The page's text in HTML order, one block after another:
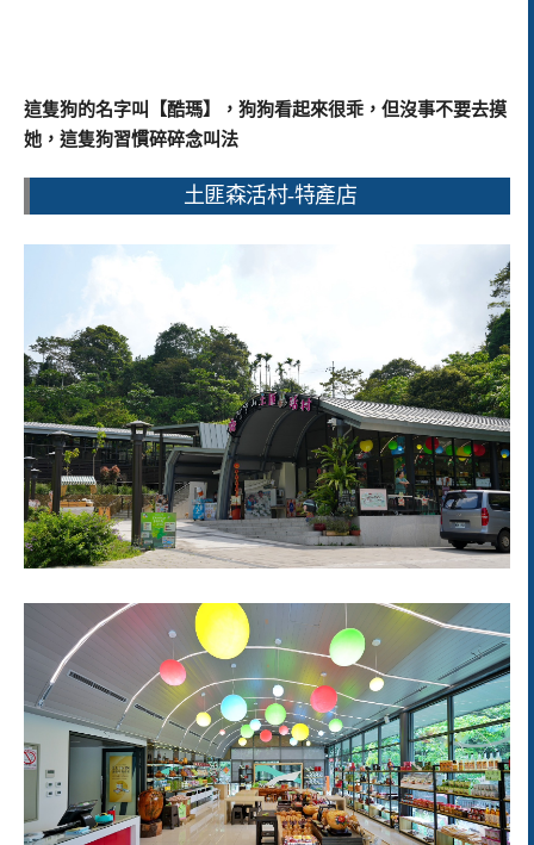
這隻狗的名字叫【酷瑪】，狗狗看起來很乖，但沒事不要去摸
她，這隻狗習慣碎碎念叫法
土匪森活村-特產店